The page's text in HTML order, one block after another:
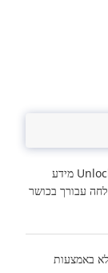
Unlocking Wellness מידע
עבורך בכושר
באמצעות